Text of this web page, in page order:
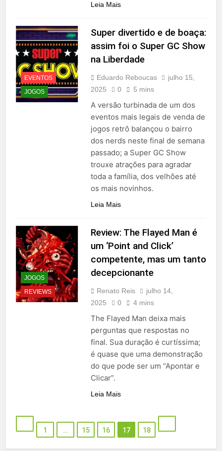
Leia Mais
EVENTOS
JOGOS
Super divertido e de boaça:
assim foi o Super GC Show
na Liberdade
Eduardo Reboucas
julho 15,
2025
0 5 mins
A versão turbinada de um dos
eventos mais legais de venda de
jogos retrô balançou o bairro
dos nerds neste final de semana
passado; a Super GC Show
trouxe atrações para agradar
toda a família, dos velhões até
os mais novinhos.
Leia Mais
JOGOS
REVIEWS
Review: The Flayed Man é
um ‘Point and Click’
competente, mas um tanto
decepcionante
Renato Reis
julho 14,
2025
0 4 mins
The Flayed Man deixa mais
perguntas que respostas no
final. Sua duração é curtíssima;
é quase que uma demonstração
do que pode ser um “Apontar e
Clicar”.
Leia Mais
1 … 15 16 17 18